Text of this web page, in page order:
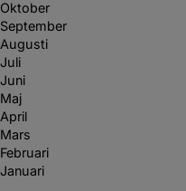
Oktober
September
Augusti
Juli
Juni
Maj
April
Mars
Februari
Januari